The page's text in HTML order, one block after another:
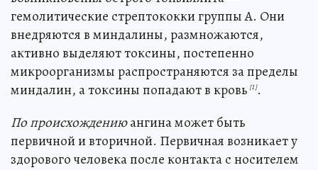
гемолитические стрептококки группы А. Они
внедряются в миндалины, размножаются,
активно выделяют токсины, постепенно
микроорганизмы распространяются за пределы
миндалин, а токсины попадают в кровь [1].
По происхождениюангина может быть
первичной и вторичной. Первичная возникает у
здорового человека после контакта с носителем